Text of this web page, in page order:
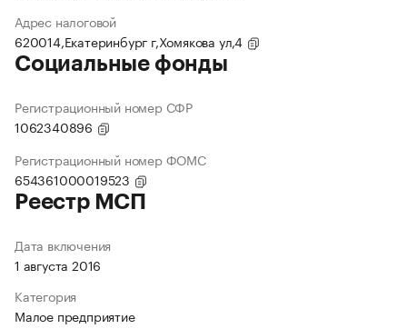
Адрес налоговой
620014,Екатеринбург г,Хомякова ул,4
Социальные фонды
Регистрационный номер СФР
1062340896
Регистрационный номер ФОМС
654361000019523
Реестр МСП
Дата включения
1 августа 2016
Категория
Малое предприятие